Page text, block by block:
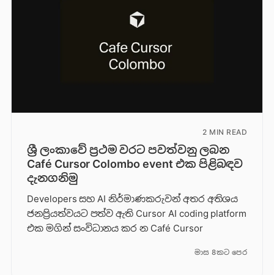
2 MIN READ
ශ්‍රී ලංකාවේ ප්‍රථම වරට පවත්වනු ලබන
Café Cursor Colombo event එක පිළිබඳව
දැනගනිමු
Developers සහ AI නිර්මාණකරුවන් අතර අතිශය
ජනප්‍රියත්වයට පත්ව ඇති Cursor AI coding platform
එක මගින් සංවිධානය කර න Café Cursor
මාස 8කට පෙර